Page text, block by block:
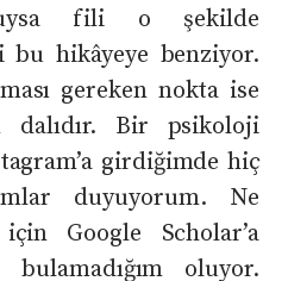
fili o şekilde
bu hikâyeye benziyor.
gereken nokta ise
Bir psikoloji
girdiğimde hiç
duyuyorum. Ne
Google Scholar’a
oluyor.